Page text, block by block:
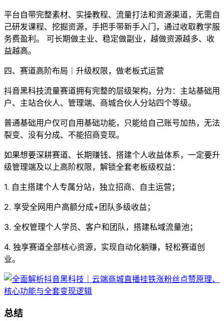
平台自带完整素材、实操教程、流量打法和资源渠道，无需自
己研发课程、挖掘资源，手把手带新手入门，通过收取教学服
务费盈利。 可长期做主业、稳定做副业，越做资源越多、收
益越高。
四、赛道高阶布局｜升级权限，做老板式运营
抖音黑科技流量赛道拥有完整的层级架构，分为：主站基础用
户、主站合伙人、管理端、商城合伙人分站四个等级。
普通基础用户仅可自用基础功能，只能给自己账号加热，无法
裂变、没有分成、不能招商变现。
如果想要深耕赛道、长期赚钱、搭建个人收益体系，一定要升
级管理端及以上高阶权限，解锁全套老板级权益：
1. 自主搭建个人专属分站，独立招商、自主运营；
2. 享受全网用户高额分成+团队多级收益；
3. 全权管理个人学员、客户和团队，搭建私域流量池；
4. 独享赛道全部核心资源，实现自动化躺赚，轻松赛道创
业。
总结